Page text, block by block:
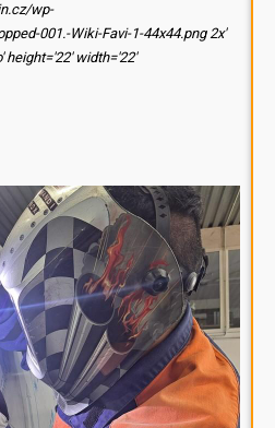
wp-
001.-Wiki-Favi-1-44x44.png 2x'
height='22' width='22'